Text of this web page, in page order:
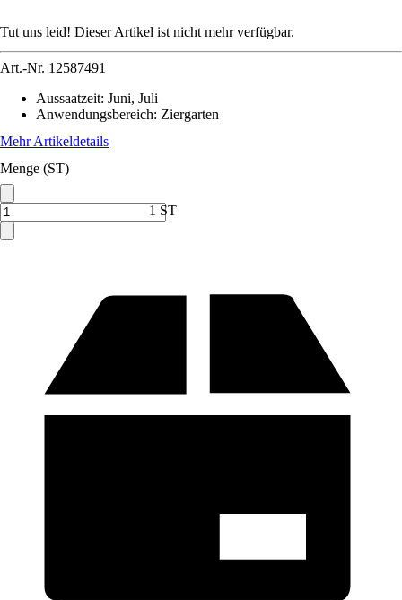
Tut uns leid! Dieser Artikel ist nicht mehr verfügbar.
Art.-Nr. 12587491
Aussaatzeit: Juni, Juli
Anwendungsbereich: Ziergarten
Mehr Artikeldetails
Menge (ST)
1 ST